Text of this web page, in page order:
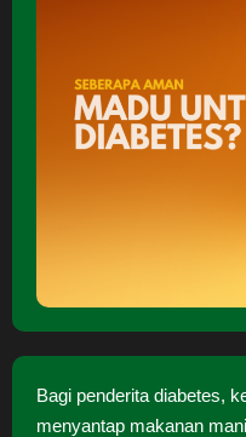
Bagi penderita diabetes,
menyantap makanan